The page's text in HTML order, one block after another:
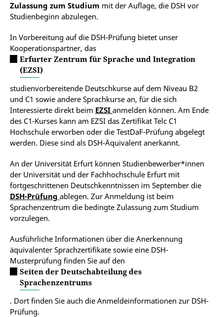
Zulassung zum Studium mit der Auflage, die DSH vor
Studienbeginn abzulegen.
In Vorbereitung auf die DSH-Prüfung bietet unser
Kooperationspartner, das
Erfurter Zentrum für Sprache und Integration
(EZSI)
studienvorbereitende Deutschkurse auf dem Niveau B2
und C1 sowie andere Sprachkurse an, für die sich
Interessierte direkt beim EZSI anmelden können. Am Ende
des C1-Kurses kann am EZSI das Zertifikat Telc C1
Hochschule erworben oder die TestDaF-Prüfung abgelegt
werden. Diese sind als DSH-Äquivalent anerkannt.
An der Universität Erfurt können Studienbewerber*innen
der Universität und der Fachhochschule Erfurt mit
fortgeschrittenen Deutschkenntnissen im September die
DSH-Prüfung ablegen. Zur Anmeldung ist beim
Sprachenzentrum die bedingte Zulassung zum Studium
vorzulegen.
Ausführliche Informationen über die Anerkennung
äquivalenter Sprachzertifikate sowie eine DSH-
Musterprüfung finden Sie auf den
Seiten der Deutschabteilung des
Sprachenzentrums
. Dort finden Sie auch die Anmeldeinformationen zur DSH-
Prüfung.